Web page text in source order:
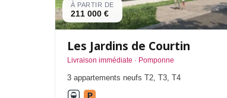
À PARTIR DE
211 000 €
Les Jardins de Courtin
Livraison immédiate · Pomponne
3 appartements neufs T2, T3, T4